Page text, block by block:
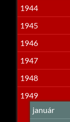
1944
1945
1946
1947
1948
1949
január